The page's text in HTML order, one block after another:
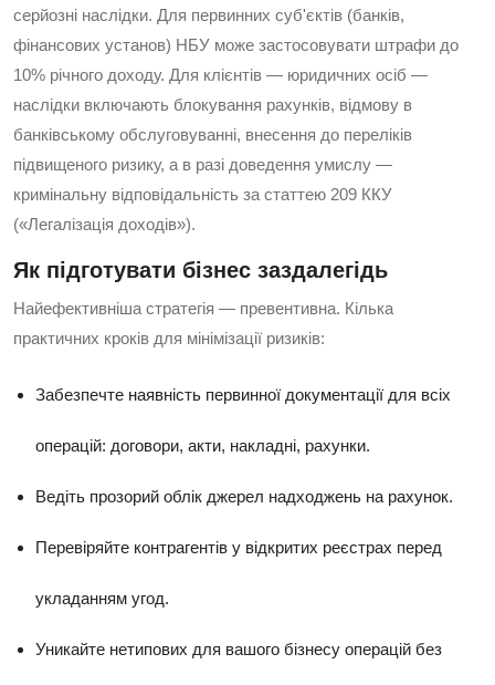
серйозні наслідки. Для первинних суб'єктів (банків,
фінансових установ) НБУ може застосовувати штрафи до
10% річного доходу. Для клієнтів — юридичних осіб —
наслідки включають блокування рахунків, відмову в
банківському обслуговуванні, внесення до переліків
підвищеного ризику, а в разі доведення умислу —
кримінальну відповідальність за статтею 209 ККУ
(«Легалізація доходів»).
Як підготувати бізнес заздалегідь
Найефективніша стратегія — превентивна. Кілька
практичних кроків для мінімізації ризиків:
Забезпечте наявність первинної документації для всіх
операцій: договори, акти, накладні, рахунки.
Ведіть прозорий облік джерел надходжень на рахунок.
Перевіряйте контрагентів у відкритих реєстрах перед
укладанням угод.
Уникайте нетипових для вашого бізнесу операцій без